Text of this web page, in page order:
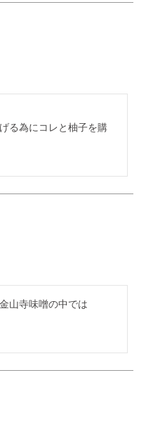
る為にコレと柚子を購
山寺味噌の中では